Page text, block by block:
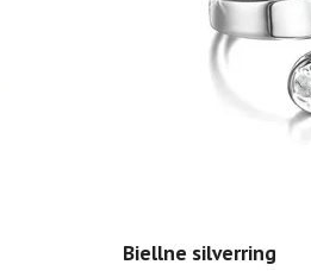
Biellne silverring